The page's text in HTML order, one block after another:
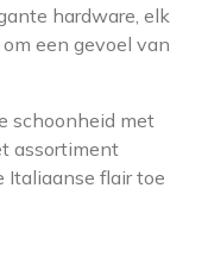
hardware, elk
een gevoel van
schoonheid met
assortiment
Italiaanse flair toe